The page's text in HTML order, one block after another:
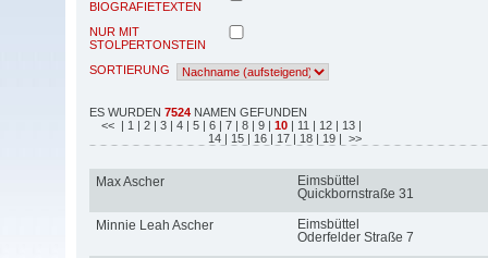
BIOGRAFIETEXTEN
NUR MIT
STOLPERTONSTEIN
SORTIERUNG
ES WURDEN 7524 NAMEN GEFUNDEN
<< | 1 | 2 | 3 | 4 | 5 | 6 | 7 | 8 | 9 | 10 | 11 | 12 | 13 |
14 | 15 | 16 | 17 | 18 | 19 | >>
Max Ascher
Eimsbüttel
Quickbornstraße 31
Minnie Leah Ascher
Eimsbüttel
Oderfelder Straße 7